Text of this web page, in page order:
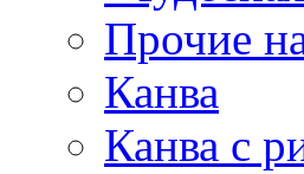
Прочие
Канва
Канва с